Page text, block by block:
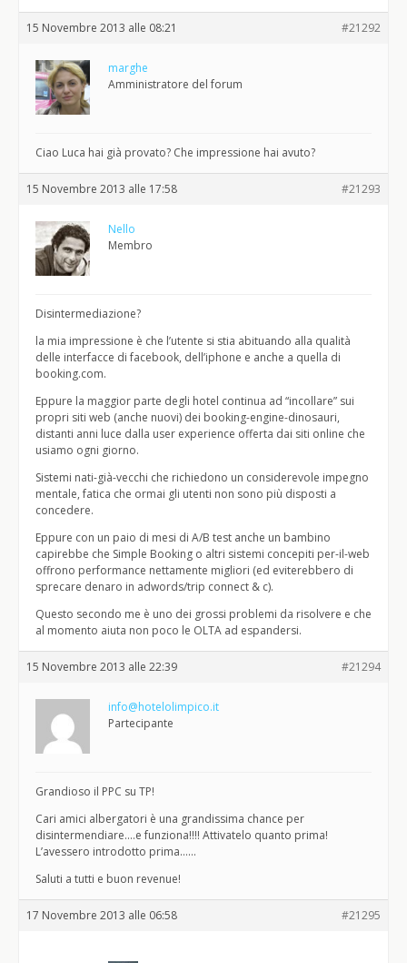
15 Novembre 2013 alle 08:21 #21292
marghe
Amministratore del forum
Ciao Luca hai già provato? Che impressione hai avuto?
15 Novembre 2013 alle 17:58 #21293
Nello
Membro
Disintermediazione?
la mia impressione è che l’utente si stia abituando alla qualità
delle interfacce di facebook, dell’iphone e anche a quella di
booking.com.
Eppure la maggior parte degli hotel continua ad “incollare” sui
propri siti web (anche nuovi) dei booking-engine-dinosauri,
distanti anni luce dalla user experience offerta dai siti online che
usiamo ogni giorno.
Sistemi nati-già-vecchi che richiedono un considerevole impegno
mentale, fatica che ormai gli utenti non sono più disposti a
concedere.
Eppure con un paio di mesi di A/B test anche un bambino
capirebbe che Simple Booking o altri sistemi concepiti per-il-web
offrono performance nettamente migliori (ed eviterebbero di
sprecare denaro in adwords/trip connect & c).
Questo secondo me è uno dei grossi problemi da risolvere e che
al momento aiuta non poco le OLTA ad espandersi.
15 Novembre 2013 alle 22:39 #21294
info@hotelolimpico.it
Partecipante
Grandioso il PPC su TP!
Cari amici albergatori è una grandissima chance per
disintermendiare….e funziona!!!! Attivatelo quanto prima!
L’avessero introdotto prima……
Saluti a tutti e buon revenue!
17 Novembre 2013 alle 06:58 #21295